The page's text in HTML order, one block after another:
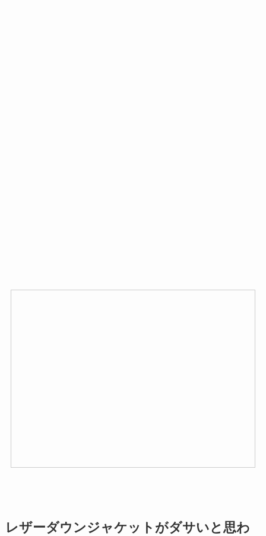
レザーダウンジャケットがダサいと思わ